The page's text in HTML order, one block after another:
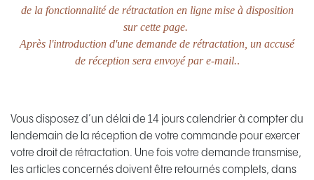
de la fonctionnalité de rétractation en ligne mise à disposition
sur cette page.
Après l'introduction d'une demande de rétractation, un accusé
de réception sera envoyé par e-mail..
Vous disposez d’un délai de 14 jours calendrier à compter du
lendemain de la réception de votre commande pour exercer
votre droit de rétractation. Une fois votre demande transmise,
les articles concernés doivent être retournés complets, dans